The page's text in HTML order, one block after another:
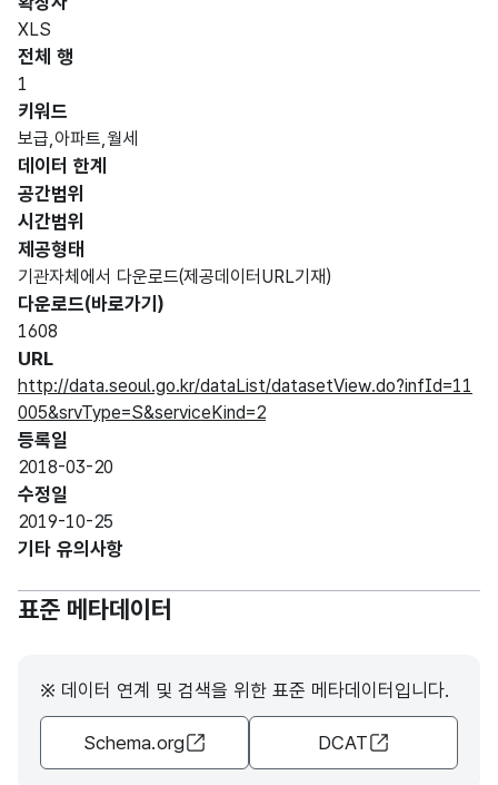
XLS
전체 행
1
키워드
보급,아파트,월세
데이터 한계
공간범위
시간범위
제공형태
기관자체에서 다운로드(제공데이터URL기재)
다운로드(바로가기)
1608
URL
http://data.seoul.go.kr/dataList/datasetView.do?infId=11
005&srvType=S&serviceKind=2
등록일
2018-03-20
수정일
2019-10-25
기타 유의사항
표준 메타데이터
※ 데이터 연계 및 검색을 위한 표준 메타데이터입니다.
Schema.org DCAT